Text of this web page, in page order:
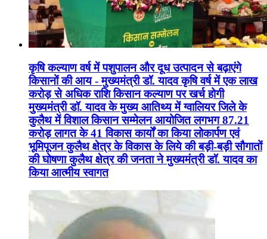
कृषि कल्याण वर्ष में पशुपालन और दूध उत्पादन से बढ़ाएंगे
किसानों की आय - मुख्यमंत्री डॉ. यादव कृषि वर्ष में एक लाख
करोड़ से अधिक राशि किसान कल्याण पर खर्च होगी
मुख्यमंत्री डॉ. यादव के मुख्य आतिथ्य में ग्वालियर जिले के
कुलैथ में विशाल किसान सम्मेलन आयोजित लगभग 87.21
करोड़ लागत के 41 विकास कार्यों का किया लोकार्पण एवं
भूमिपूजन कुलैथ क्षेत्र के विकास के लिये की बड़ी-बड़ी सौगातों
की घोषणा कुलैथ क्षेत्र की जनता ने मुख्यमंत्री डॉ. यादव का
किया आत्मीय स्वागत